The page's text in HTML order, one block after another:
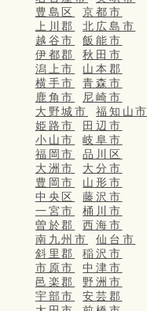
豊島区
京都市
上川郡
北広島市
越谷市
飯能市
伊都郡
秋田市
潟上市
山本郡
横手市
青森市
鹿角市
尼崎市
大野城市
福知山市
姫路市
田辺市
小山市
岐阜市
福岡市
品川区
大洲市
大分市
豊岡市
山形市
中央区
藤沢市
一宮市
桶川市
曽於郡
西海市
南九州市
仙台市
斜里郡
稲沢市
市原市
中津市
邑楽郡
野洲市
宇部市
安芸郡